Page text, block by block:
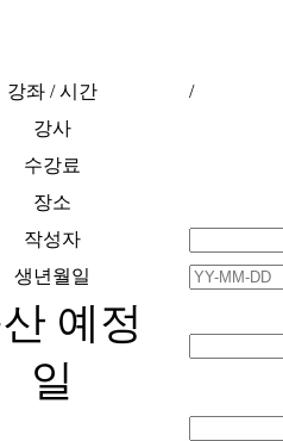
집항목 : 이
질문과 답변
일 , 직업 ,
, 서비스 이
인정보 수집
회원가입
강좌 / 시간
/
강사
수강료
장소
작성자
생년월일
예정
일